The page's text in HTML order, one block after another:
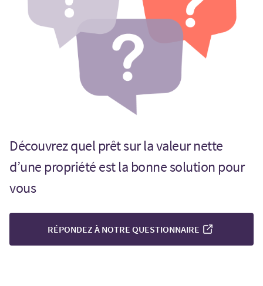
Découvrez quel prêt sur la valeur nette
d’une propriété est la bonne solution pour
vous
RÉPONDEZ À NOTRE QUESTIONNAIRE